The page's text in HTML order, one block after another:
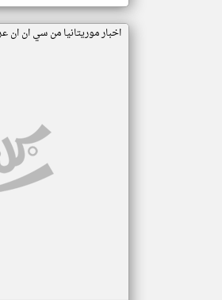
اخبار موريتانيا من سي ان ان